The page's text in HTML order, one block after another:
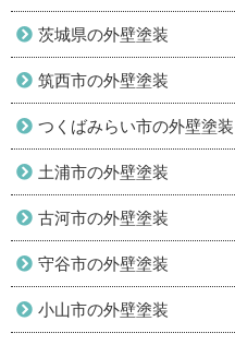
茨城県の外壁塗装
筑西市の外壁塗装
つくばみらい市の外壁塗装
土浦市の外壁塗装
古河市の外壁塗装
守谷市の外壁塗装
小山市の外壁塗装